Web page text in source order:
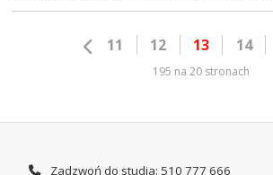
11 12 13 14
195 na 20 stronach
Zadzwoń do studia: 510 777 666